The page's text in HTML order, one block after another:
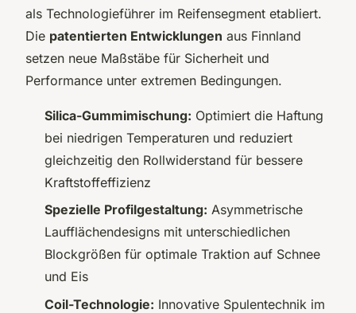
als Technologieführer im Reifensegment etabliert.
Die patentierten Entwicklungen aus Finnland
setzen neue Maßstäbe für Sicherheit und
Performance unter extremen Bedingungen.
Silica-Gummimischung: Optimiert die Haftung
bei niedrigen Temperaturen und reduziert
gleichzeitig den Rollwiderstand für bessere
Kraftstoffeffizienz
Spezielle Profilgestaltung: Asymmetrische
Laufflächendesigns mit unterschiedlichen
Blockgrößen für optimale Traktion auf Schnee
und Eis
Coil-Technologie: Innovative Spulentechnik im